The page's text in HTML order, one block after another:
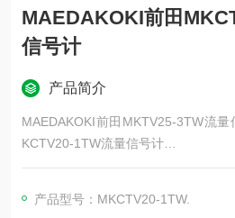
MAEDAKOKI前田
信号计
产品简介
MAEDAKOKI前田MKTV25-3TW流
KCTV20-1TW流量信号计
[目视流量]、[带流量调节阀]、[安装方
产品型号：MKCTV20-1TW.